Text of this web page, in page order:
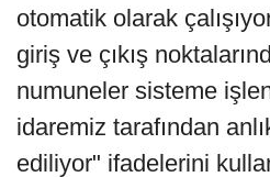
otomatik olarak
giriş ve çıkış
numuneler sisteme
idaremiz tarafından
ediliyor" ifadelerini